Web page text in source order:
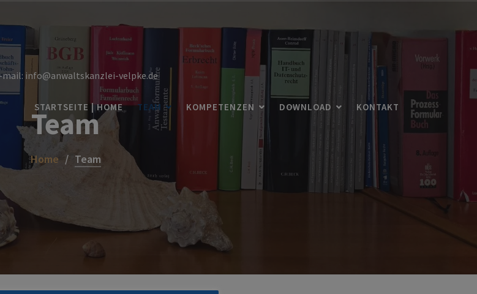
mail: info@anwaltskanzlei-velpke.de
STARTSEITE | HOME TEAM KOMPETENZEN DOWNLOAD KONTAKT
Team
Home Team